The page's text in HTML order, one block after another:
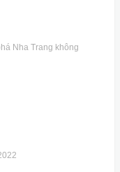
Nha Trang không